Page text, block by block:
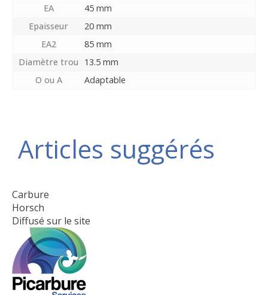
EA
45 mm
Epaisseur
20 mm
EA2
85 mm
Diamètre trou
13.5 mm
O ou A
Adaptable
Articles suggérés
Carbure
Horsch
Diffusé sur le site